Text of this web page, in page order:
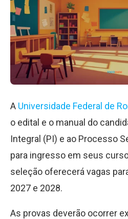
A Universidade Federal de
o edital e o manual do
Integral (PI) e ao Processo
para ingresso em seus
seleção oferecerá vagas
2027 e 2028.
As provas deverão ocorrer